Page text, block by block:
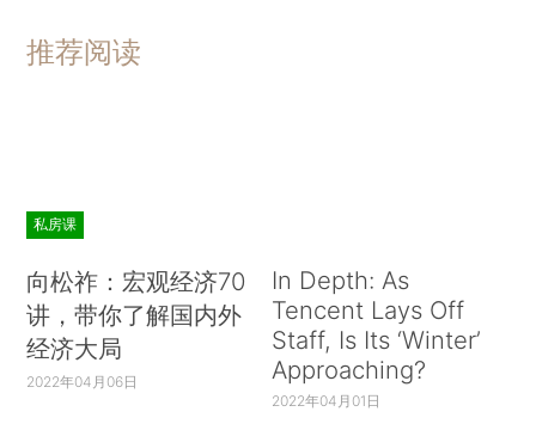
推荐阅读
私房课
向松祚：宏观经济70
讲，带你了解国内外
经济大局
2022年04月06日
In Depth: As
Tencent Lays Off
Staff, Is Its ‘Winter’
Approaching?
2022年04月01日